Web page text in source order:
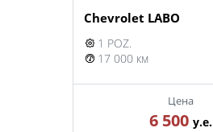
Chevrolet LABO
1 POZ.
17 000 км
Цена
6 500 у.е.